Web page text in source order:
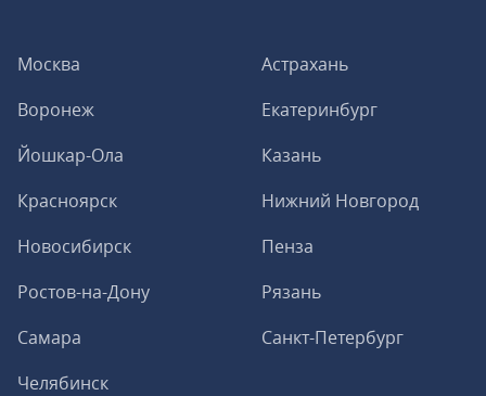
Москва
Астрахань
Воронеж
Екатеринбург
Йошкар-Ола
Казань
Красноярск
Нижний Новгород
Новосибирск
Пенза
Ростов-на-Дону
Рязань
Самара
Санкт-Петербург
Челябинск